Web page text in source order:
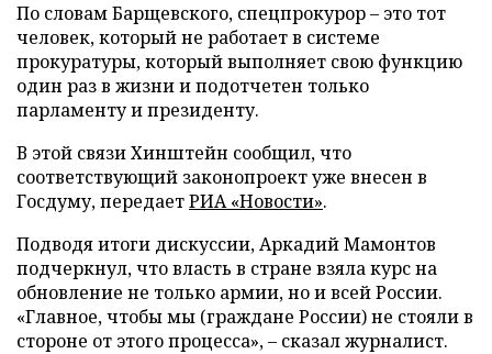
По словам Барщевского, спецпрокурор – это тот
человек, который не работает в системе
прокуратуры, который выполняет свою функцию
один раз в жизни и подотчетен только
парламенту и президенту.
В этой связи Хинштейн сообщил, что
соответствующий законопроект уже внесен в
Госдуму, передаетРИА «Новости».
Подводя итоги дискуссии, Аркадий Мамонтов
подчеркнул, что власть в стране взяла курс на
обновление не только армии, но и всей России.
«Главное, чтобы мы (граждане России) не стояли в
стороне от этого процесса», – сказал журналист.